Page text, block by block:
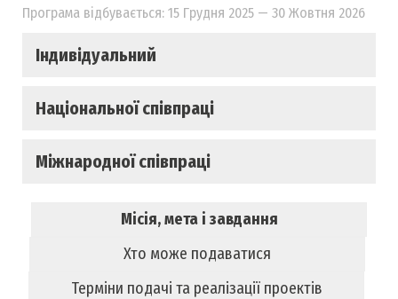
Місія, мета і завдання
Хто може подаватися
Терміни подачі та реалізації проектів
Програма відбувається: 15 Грудня 2025 — 30 Жовтня 2026
Індивідуальний
Національної співпраці
Міжнародної співпраці